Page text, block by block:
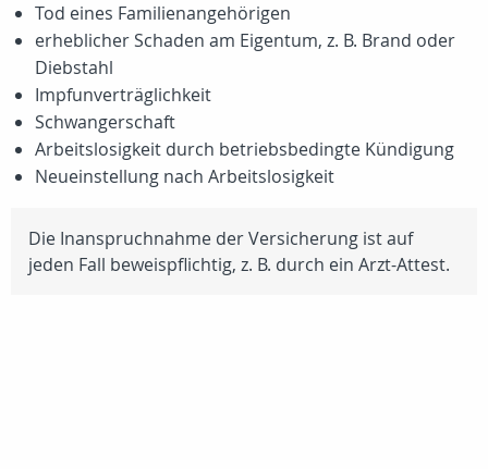
Tod eines Familienangehörigen
erheblicher Schaden am Eigentum, z. B. Brand oder
Diebstahl
Impfunverträglichkeit
Schwangerschaft
Arbeitslosigkeit durch betriebsbedingte Kündigung
Neueinstellung nach Arbeitslosigkeit
Die Inanspruchnahme der Versicherung ist auf
jeden Fall beweispflichtig, z. B. durch ein Arzt-Attest.